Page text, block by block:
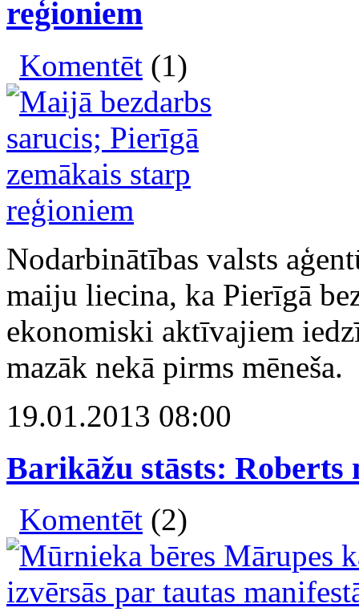
reģioniem
Komentēt (1)
Nodarbinātības valsts
maiju liecina, ka Pierīgā
ekonomiski aktīvajiem
mazāk nekā pirms mēneša.
19.01.2013 08:00
Barikāžu stāsts:
Komentēt (2)